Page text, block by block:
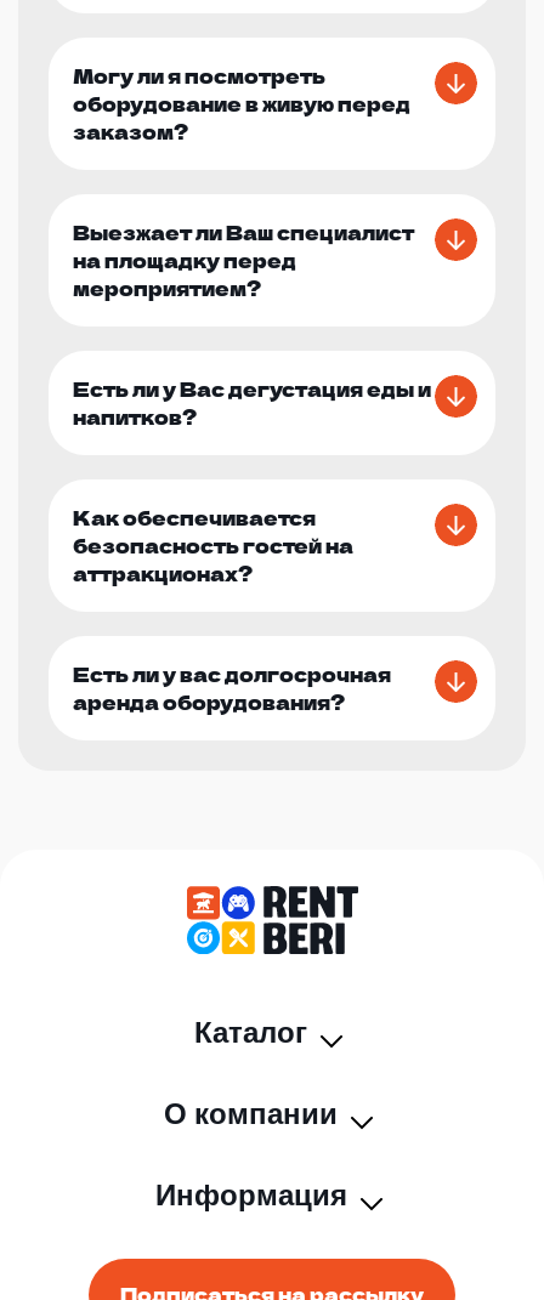
Могу ли я посмотреть
оборудование в живую перед
заказом?
Выезжает ли Ваш специалист
на площадку перед
мероприятием?
Есть ли у Вас дегустация еды и
напитков?
Как обеспечивается
безопасность гостей на
аттракционах?
Есть ли у вас долгосрочная
аренда оборудования?
Каталог
О компании
Информация
Подписаться на рассылку